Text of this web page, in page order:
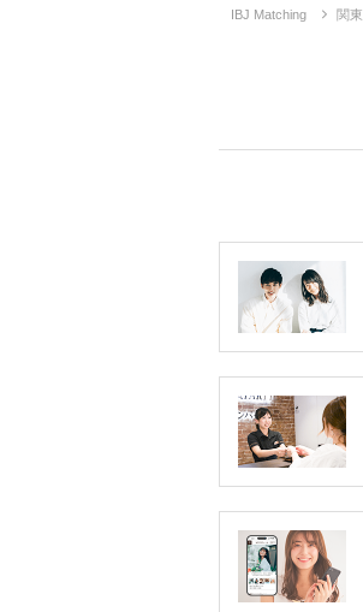
IBJ Matching 関東